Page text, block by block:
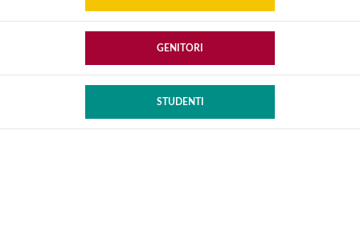
GENITORI
STUDENTI